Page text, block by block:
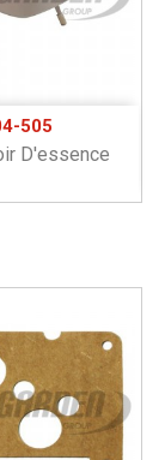
505
D'essence